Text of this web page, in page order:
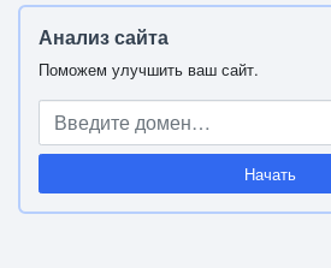
Анализ сайта
Поможем улучшить ваш сайт.
Начать